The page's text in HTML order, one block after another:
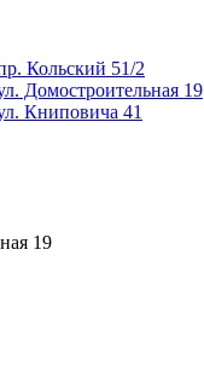
Кольский 51/2
Домостроительная 19
Книповича 41
19